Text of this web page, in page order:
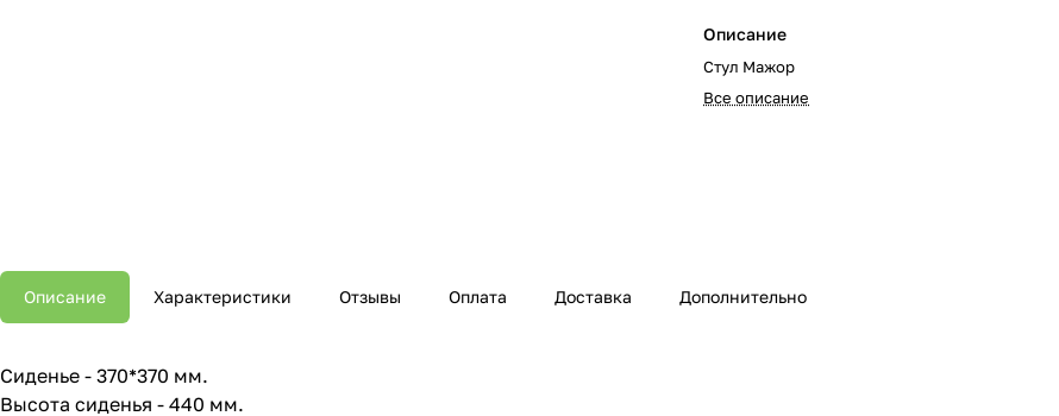
Описание
Стул Мажор
Все описание
Описание Характеристики Отзывы Оплата Доставка Дополнительно
Сиденье - 370*370 мм.
Высота сиденья - 440 мм.